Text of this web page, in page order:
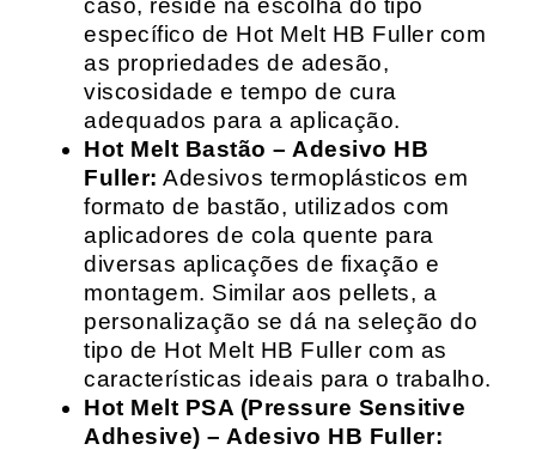
caso, reside na escolha do tipo
específico de Hot Melt HB Fuller com
as propriedades de adesão,
viscosidade e tempo de cura
adequados para a aplicação.
Hot Melt Bastão – Adesivo HB
Fuller: Adesivos termoplásticos em
formato de bastão, utilizados com
aplicadores de cola quente para
diversas aplicações de fixação e
montagem. Similar aos pellets, a
personalização se dá na seleção do
tipo de Hot Melt HB Fuller com as
características ideais para o trabalho.
Hot Melt PSA (Pressure Sensitive
Adhesive) – Adesivo HB Fuller: